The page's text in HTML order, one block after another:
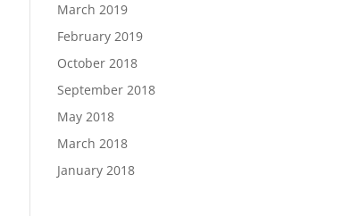
March 2019
February 2019
October 2018
September 2018
May 2018
March 2018
January 2018